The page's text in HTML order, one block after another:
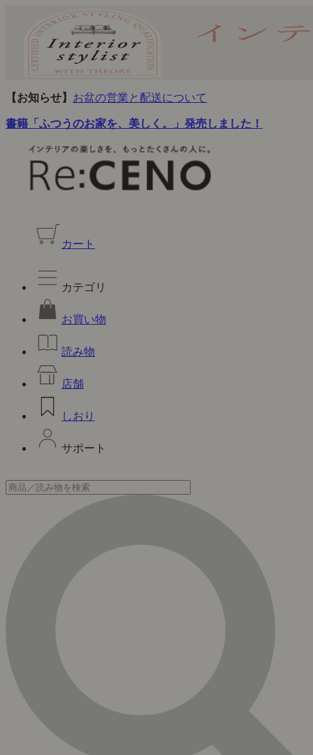
【お知らせ】 お盆の営業と配送について
書籍「ふつうのお家を、美しく。」発売しました！
カート
カテゴリ
お買い物
読み物
店舗
しおり
サポート